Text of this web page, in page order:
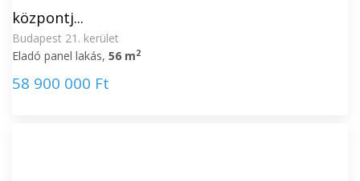
központj...
Budapest 21. kerület
Eladó panel lakás, 56 m2
58 900 000 Ft